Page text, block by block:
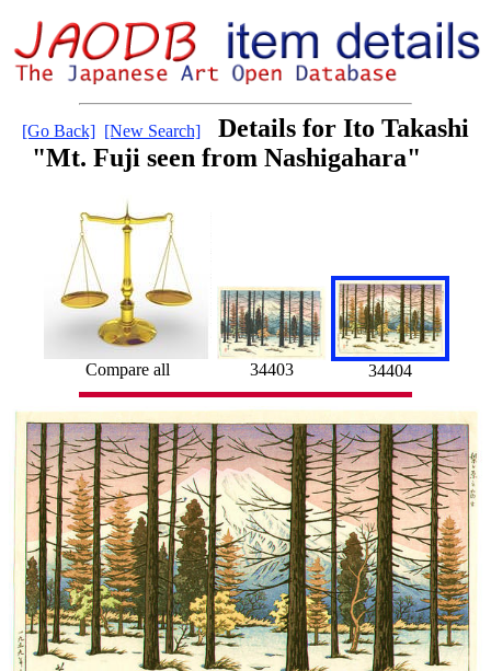
[Go Back] [New Search]
Details for Ito Takashi
"Mt. Fuji seen from Nashigahara"
Compare all 34403 34404